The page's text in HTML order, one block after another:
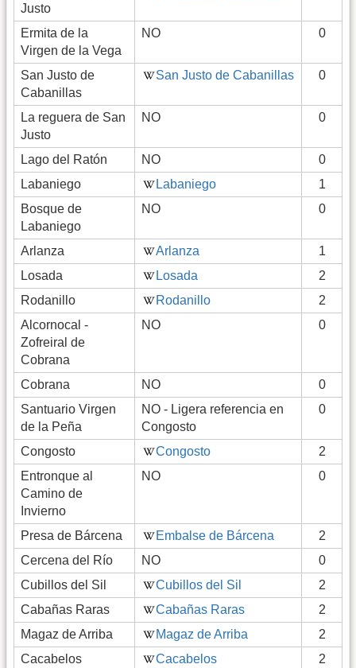
Justo
Ermita de la
Virgen de la Vega
NO 0
San Justo de
Cabanillas
San Justo de Cabanillas 0
La reguera de San
Justo
NO 0
Lago del Ratón NO
0
Labaniego
Labaniego
1
Bosque de
Labaniego
NO 0
Arlanza Arlanza
1
Losada
Losada
2
Rodanillo
Rodanillo
2
Alcornocal -
Zofreiral de
Cobrana
NO 0
Cobrana NO
0
Santuario Virgen
de la Peña
NO - Ligera referencia en
Congosto
0
Congosto Congosto
2
Entronque al
Camino de
Invierno
NO 0
Presa de Bárcena Embalse de Bárcena
2
Cercena del Río
NO
0
Cubillos del Sil
Cubillos del Sil
2
Cabañas Raras
Cabañas Raras
2
Magaz de Arriba
Magaz de Arriba
2
Cacabelos
Cacabelos 2